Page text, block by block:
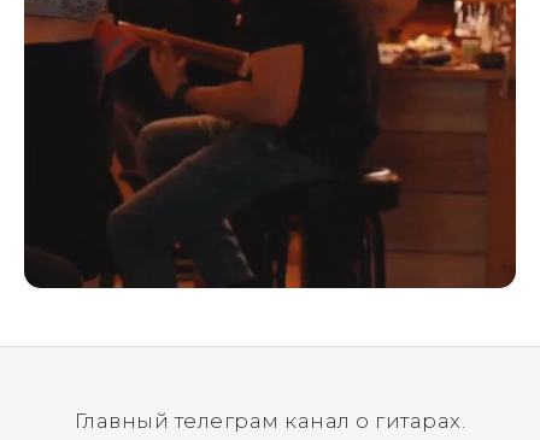
Главный телеграм канал о гитарах.